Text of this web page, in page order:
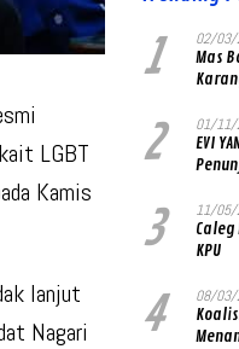
LGBT
Kamis
lanjut
Nagari
1 02/03/
Mas
2 01/11/
EVI
3 11/05/
KPU
4 08/03/